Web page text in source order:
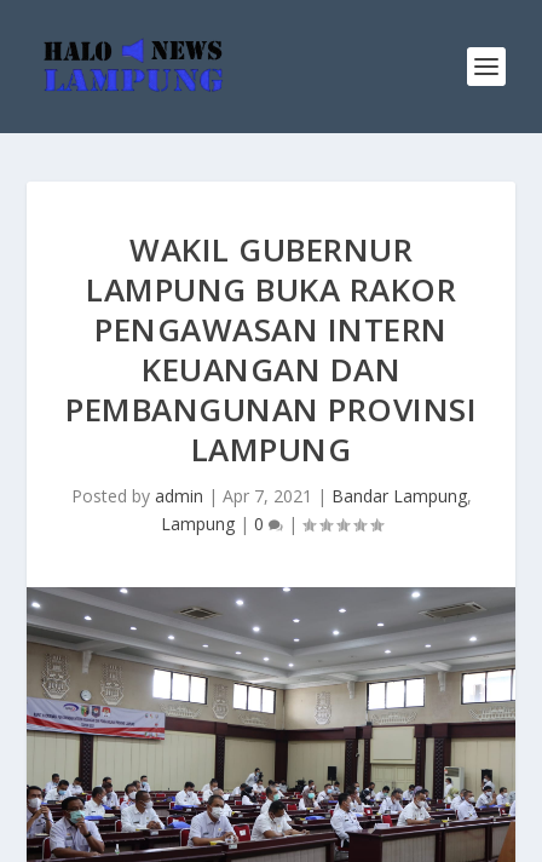
WAKIL GUBERNUR
LAMPUNG BUKA RAKOR
PENGAWASAN INTERN
KEUANGAN DAN
PEMBANGUNAN PROVINSI
LAMPUNG
Posted by admin | Apr 7, 2021 | Bandar Lampung,
Lampung| 0 |